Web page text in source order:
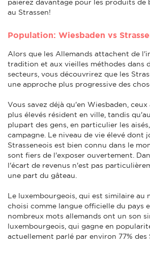
paierez davantage pour les produits de
au Strassen!
Population: Wiesbaden vs
Alors que les Allemands attachent de
tradition et aux vieilles méthodes dans
secteurs, vous découvrirez que les
une approche plus progressive des
Vous savez déjà qu'en Wiesbaden,
plus élevés résident en ville, tandis
plupart des gens, en particulier les
campagne. Le niveau de vie élevé dont
Strasseneois est bien connu dans le
sont fiers de l'exposer ouvertement.
l'écart de revenus n'est pas
une part du gâteau.
Le luxembourgeois, qui est similaire au
choisi comme langue officielle du pays
nombreux mots allemands ont un son
luxembourgeois, qui gagne en
actuellement parlé par environ 77% des